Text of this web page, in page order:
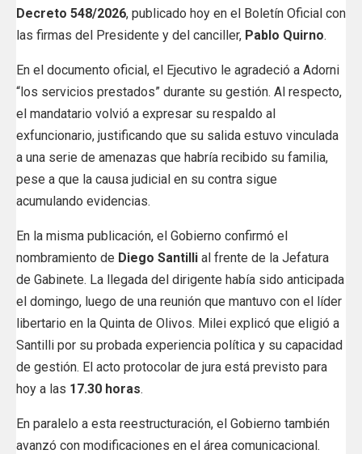
Decreto 548/2026, publicado hoy en el Boletín Oficial con
las firmas del Presidente y del canciller, Pablo Quirno.
En el documento oficial, el Ejecutivo le agradeció a Adorni
“los servicios prestados” durante su gestión. Al respecto,
el mandatario volvió a expresar su respaldo al
exfuncionario, justificando que su salida estuvo vinculada
a una serie de amenazas que habría recibido su familia,
pese a que la causa judicial en su contra sigue
acumulando evidencias.
En la misma publicación, el Gobierno confirmó el
nombramiento de Diego Santilli al frente de la Jefatura
de Gabinete. La llegada del dirigente había sido anticipada
el domingo, luego de una reunión que mantuvo con el líder
libertario en la Quinta de Olivos. Milei explicó que eligió a
Santilli por su probada experiencia política y su capacidad
de gestión. El acto protocolar de jura está previsto para
hoy a las 17.30 horas.
En paralelo a esta reestructuración, el Gobierno también
avanzó con modificaciones en el área comunicacional.